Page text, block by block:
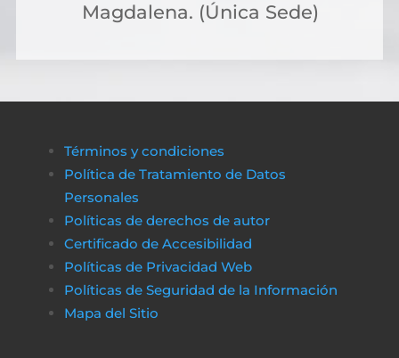
Magdalena. (Única Sede)
Términos y condiciones
Política de Tratamiento de Datos
Personales
Políticas de derechos de autor
Certificado de Accesibilidad
Políticas de Privacidad Web
Políticas de Seguridad de la Información
Mapa del Sitio